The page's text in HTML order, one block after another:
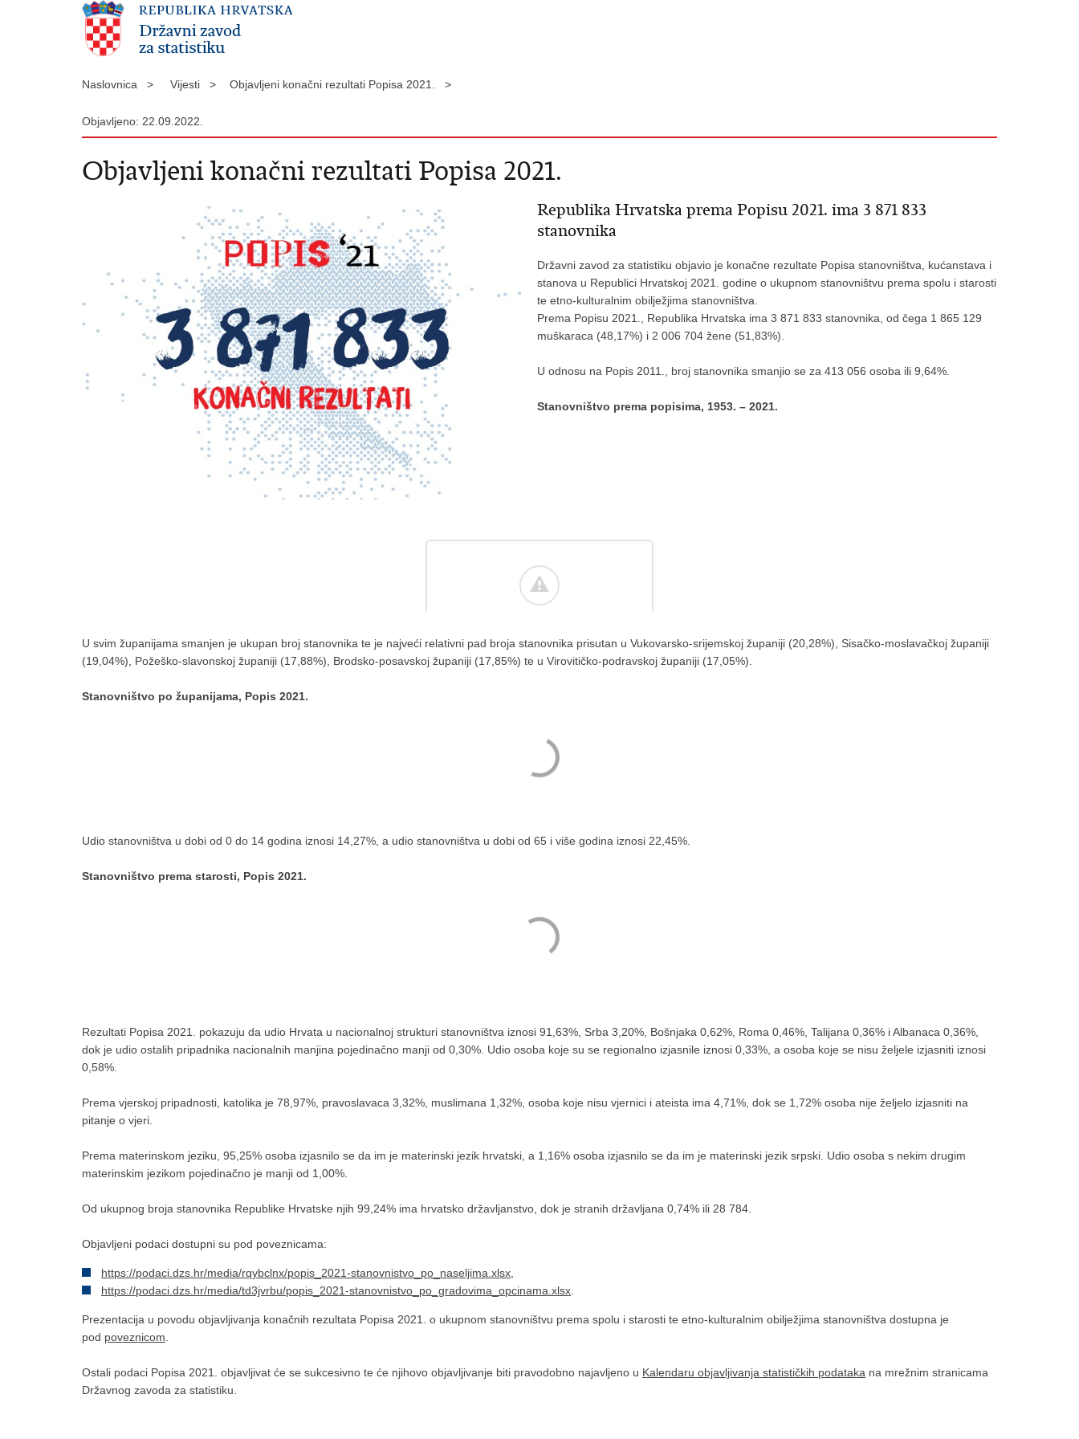
Naslovnica > Vijesti > Objavljeni konačni rezultati Popisa 2021. >
Objavljeno: 22.09.2022.
Objavljeni konačni rezultati Popisa 2021.
Republika Hrvatska prema Popisu 2021. ima 3 871 833
stanovnika
Državni zavod za statistiku objavio je konačne rezultate Popisa stanovništva, kućanstava i
stanova u Republici Hrvatskoj 2021. godine o ukupnom stanovništvu prema spolu i starosti
te etno-kulturalnim obilježjima stanovništva.
Prema Popisu 2021., Republika Hrvatska ima 3 871 833 stanovnika, od čega 1 865 129
muškaraca (48,17%) i 2 006 704 žene (51,83%).
U odnosu na Popis 2011., broj stanovnika smanjio se za 413 056 osoba ili 9,64%.
Stanovništvo prema popisima, 1953. – 2021.
U svim županijama smanjen je ukupan broj stanovnika te je najveći relativni pad broja stanovnika prisutan u Vukovarsko-srijemskoj županiji (20,28%), Sisačko-moslavačkoj županiji
(19,04%), Požeško-slavonskoj županiji (17,88%), Brodsko-posavskoj županiji (17,85%) te u Virovitičko-podravskoj županiji (17,05%).
Stanovništvo po županijama, Popis 2021.
Udio stanovništva u dobi od 0 do 14 godina iznosi 14,27%, a udio stanovništva u dobi od 65 i više godina iznosi 22,45%.
Stanovništvo prema starosti, Popis 2021.
Rezultati Popisa 2021. pokazuju da udio Hrvata u nacionalnoj strukturi stanovništva iznosi 91,63%, Srba 3,20%, Bošnjaka 0,62%, Roma 0,46%, Talijana 0,36% i Albanaca 0,36%,
dok je udio ostalih pripadnika nacionalnih manjina pojedinačno manji od 0,30%. Udio osoba koje su se regionalno izjasnile iznosi 0,33%, a osoba koje se nisu željele izjasniti iznosi
0,58%.
Prema vjerskoj pripadnosti, katolika je 78,97%, pravoslavaca 3,32%, muslimana 1,32%, osoba koje nisu vjernici i ateista ima 4,71%, dok se 1,72% osoba nije željelo izjasniti na
pitanje o vjeri.
Prema materinskom jeziku, 95,25% osoba izjasnilo se da im je materinski jezik hrvatski, a 1,16% osoba izjasnilo se da im je materinski jezik srpski. Udio osoba s nekim drugim
materinskim jezikom pojedinačno je manji od 1,00%.
Od ukupnog broja stanovnika Republike Hrvatske njih 99,24% ima hrvatsko državljanstvo, dok je stranih državljana 0,74% ili 28 784.
Objavljeni podaci dostupni su pod poveznicama:
https://podaci.dzs.hr/media/rqybclnx/popis_2021-stanovnistvo_po_naseljima.xlsx​
https://podaci.dzs.hr/media/td3jvrbu/popis_2021-stanovnistvo_po_gradovima_opcinama.xlsx
Prezentacija u povodu objavljivanja konačnih rezultata Popisa 2021. o ukupnom stanovništvu prema spolu i starosti te etno-kulturalnim obilježjima stanovništva dostupna je
pod poveznicom
Ostali podaci Popisa 2021. objavljivat će se sukcesivno te će njihovo objavljivanje biti pravodobno najavljeno u Kalendaru objavljivanja statističkih podataka na mrežnim stranicama
Državnog zavoda za statistiku.